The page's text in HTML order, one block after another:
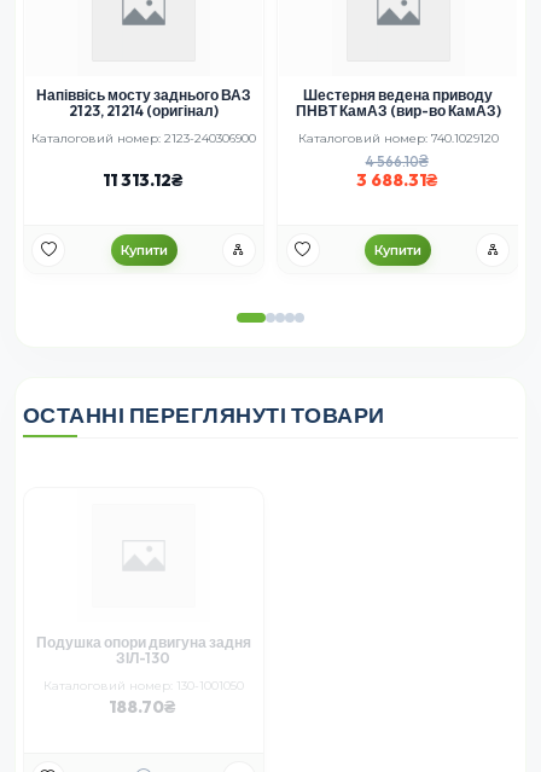
Напіввісь мосту заднього ВАЗ
2123, 21214 (оригінал)
Каталоговий номер: 2123-240306900
11 313.12
Купити
Шестерня ведена приводу
ПНВТ КамАЗ (вир-во КамАЗ)
Каталоговий номер: 740.1029120
4 566.10
3 688.31
Купити
ОСТАННІ ПЕРЕГЛЯНУТІ ТОВАРИ
Подушка опори двигуна задня
ЗІЛ-130
Каталоговий номер: 130-1001050
188.70